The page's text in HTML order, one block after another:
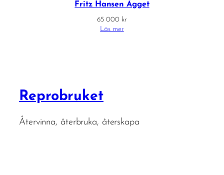
Fritz Hansen Ägget
65 000 kr
Läs mer
Reprobruket
Återvinna, återbruka, återskapa